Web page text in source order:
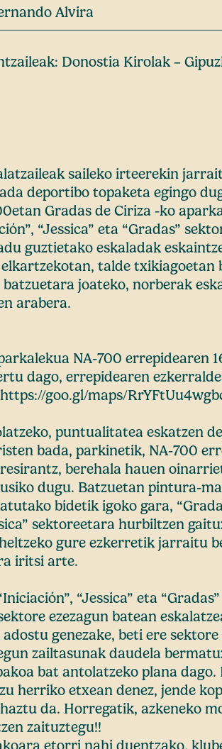
Alvira
Donostia Kirolak –
saileko irteerekin
deportibo topaketa egingo
Gradas de Ciriza -ko
“Jessica” eta “Gradas”
guztietako eskaladak
talde txikiagoetan
batzuetara joateko, norberak
arabera.
NA-700 errepidearen
dago, errepidearen
goo.gl/maps/
puntualitatea eskatzen
bada, parkinetik, NA-700
berehala hauen
dugu. Batzuetan pintura-
bidetik igoko gara,
sektoreetara hurbiltzen
gure ezkerretik jarraitu
iritsi arte.
“Jessica” eta “Gradas”
ezezagun batean
genezake, beti ere
zailtasunak daudela
bat antolatzeko plana dago.
herriko etxean denez, jende
da. Horregatik, azkeneko
zaituztegu!!
etorri nahi duentzako,